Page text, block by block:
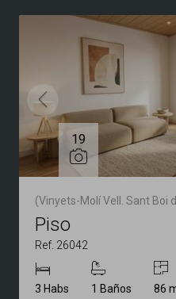
19
(Vinyets-Molí Vell. Sant Boi
Piso
Ref. 26042
3 Habs 1 Baños 86